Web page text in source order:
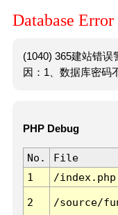
Database Error
(1040) 365建站错
因：1、数据库密码
PHP Debug
No. File
1
/index.php
2 /source/